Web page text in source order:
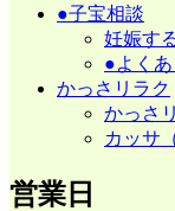
●子宝相談
妊娠す
●よく
かっさリラク
かっさ
カッサ
営業日